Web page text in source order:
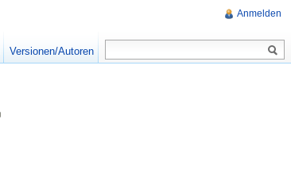
Anmelden
Versionen/Autoren